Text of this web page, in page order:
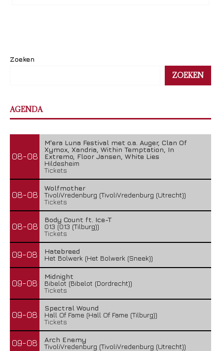
Zoeken
ZOEKEN
AGENDA
08-08
M'era Luna Festival met o.a. Auger, Clan Of
Xymox, Xandria, Within Temptation, In
Extremo, Floor Jansen, White Lies
Hildesheim
Tickets
08-08
Wolfmother
TivoliVredenburg (TivoliVredenburg (Utrecht))
Tickets
08-08
Body Count ft. Ice-T
013 (013 (Tilburg))
Tickets
09-08
Hatebreed
Het Bolwerk (Het Bolwerk (Sneek))
09-08
Midnight
Bibelot (Bibelot (Dordrecht))
Tickets
09-08
Spectral Wound
Hall Of Fame (Hall Of Fame (Tilburg))
Tickets
09-08
Arch Enemy
TivoliVredenburg (TivoliVredenburg (Utrecht))